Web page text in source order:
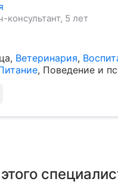
консультант, 5 лет
, Ветеринария,
, Поведение и